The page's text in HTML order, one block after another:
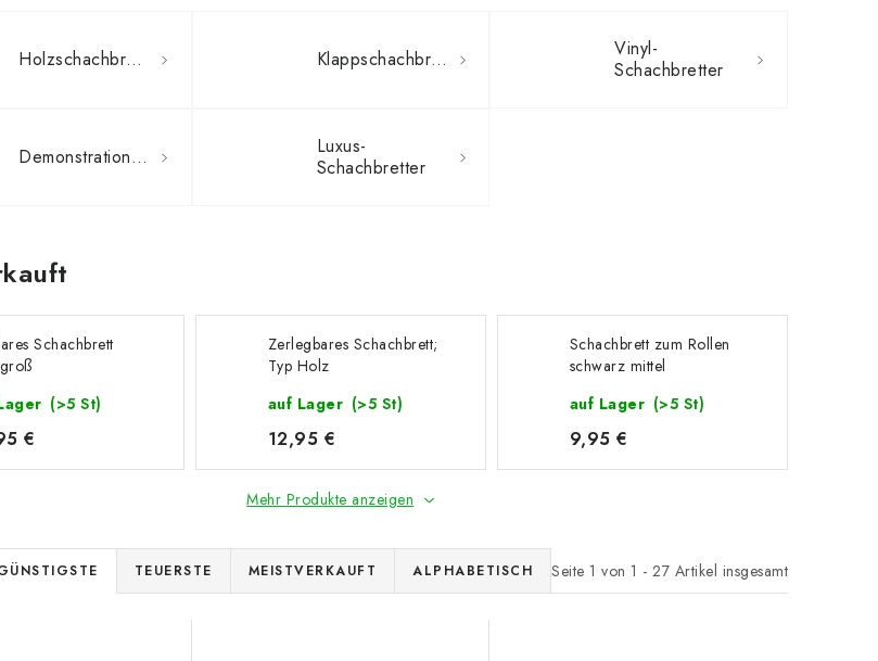
Holzschachbretter Klappschachbretter
Vinyl-
Schachbretter
Demonstrationsschachbretter
Luxus-
Schachbretter
Schachbrett
(>5 St)
€
Zerlegbares Schachbrett;
Typ Holz
auf Lager (>5 St)
12,95 €
Schachbrett zum Rollen
schwarz mittel
auf Lager (>5 St)
9,95 €
Mehr Produkte anzeigen
Seite 1 von 1 - 27 Artikel insgesamt
TEUERSTE MEISTVERKAUFT ALPHABETISCH